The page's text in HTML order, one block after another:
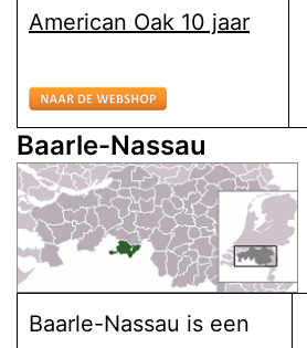
American Oak 10 jaar
Baarle-Nassau
Baarle-Nassau is een